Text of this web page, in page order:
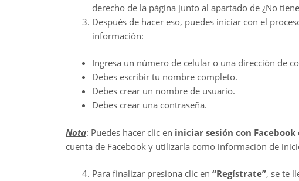
derecho de la página junto al apartado de ¿No
Después de hacer eso, puedes iniciar con el
información:
Ingresa un número de celular o una dirección de
Debes escribir tu nombre completo.
Debes crear un nombre de usuario.
Debes crear una contraseña.
Nota: Puedes hacer clic en iniciar sesión con
cuenta de Facebook y utilizarla como información de
Para finalizar presiona clic en “Regístrate”, se te